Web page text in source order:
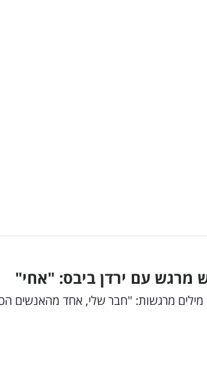
מרגש עם ירדן ביבס: "אחי"
מרגשות: "חבר שלי, אחד מהאנשים